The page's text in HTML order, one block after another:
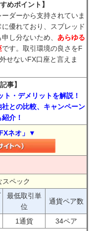
めポイント】
ダーから支持されていま
優れており、スプレッド
し分ないため、 あらゆる
です。取引環境の良さをF
せないFX口座と言えま
事】
・デメリットを解説！
との比較、キャンペーン
介！
ネオ」▼
スペック
最低取引単
位
通貨ペア数
1通貨
34ペア